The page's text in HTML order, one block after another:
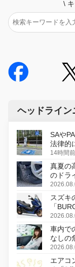
\
ヘッドライン
SAや
法律的
14時間前
真夏の
のドラ
スズキ
「
変更し
車内で
なしの
エアコ